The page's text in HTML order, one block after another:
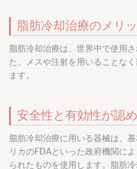
脂肪冷却治療のメリ
脂肪冷却治療は、世界中で使用
た、メスや注射を用いることな
ます。
安全性と有効性が認
脂肪冷却治療に用いる器械は、
リカのFDAといった政府機関に
られたものを使用します。脂肪